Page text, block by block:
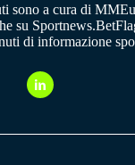
sono a cura di
su
di informazione